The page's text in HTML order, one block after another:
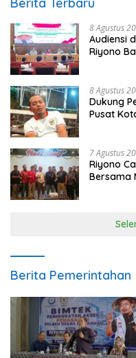
Berita Terbaru
8 Agustus
Audiensi
Riyono
8 Agustus
Dukung
Pusat
7 Agustus
Riyono
Bersama
Berita Pemerintahan